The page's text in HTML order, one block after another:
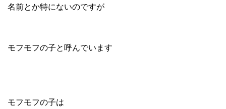
名前とか特にないのですが
モフモフの子と呼んでいます
モフモフの子は